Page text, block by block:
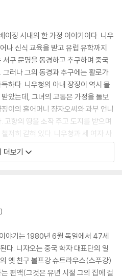
상 전철을 밟아서는 안 된다.
드시 현실의 노력을 통해 현실을 개
상을 개조한다. 이 과정은 비록 고통
미가 있는 것이다.
이징 시내의 한 가정 이야기이다. 니우
나 신식 교육을 받고 유럽 유학까지
구 문명을 동경하고 추구하며 중국
러나 그의 동경과 추구에는 활로가
하다. 니우청의 아내 쟝징이 역시 몰
았는데, 그녀의 고통은 가정을 돌보
이의 홀어머니 쟝자오씨와 과부 언니
고향의 땅을 소작 주고 도지를 받으며
저히 갇혀 있다. 니우청과 세 여자 사
다. 그리고 소학교 2, 3학년인 니핑,
느 날, 사흘간 집에 들어오지 않은 남
아와 쓰러진다. 폐렴에 걸린 니우청
이에 쟝징이가 임신을 한다. 쟝징이의
결심하고 건강이 회복되자 은밀히 변
된 쟝징이는 친지들을 초대한 회식
니우청은 나무에 목을 매는데 끊어
니우청은 혼자 베이징을 떠난다.
더보기
야기는 1980년 6월 독일에서 47세
다. 니자오는 중국 학자 대표단의 일
옛 친구 볼프강 슈트라우스(스푸강)
편액(그것은 유년 시절 그의 집에 걸